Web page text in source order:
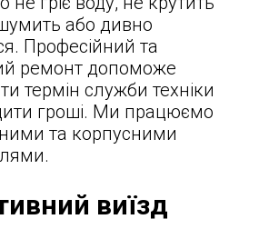
або дивно
Професійний та
ремонт допоможе
термін служби техніки
гроші. Ми працюємо
та корпусними
виїзд